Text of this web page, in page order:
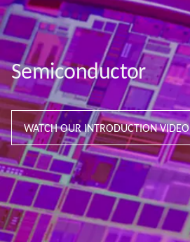
Semiconductor
WATCH OUR INTRODUCTION VIDEO